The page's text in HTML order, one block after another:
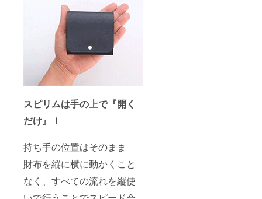
スピリムは手の上で『開く
だけ』！
持ち手の位置はそのまま
財布を縦に横に動かくこと
なく、すべての流れを縦使